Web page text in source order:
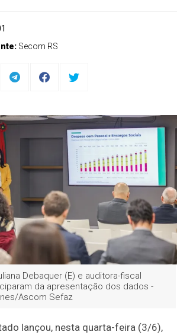
Secom RS
Debaquer (E) e auditora-fiscal
da apresentação dos dados -
Ascom Sefaz
lançou, nesta quarta-feira (3/6),